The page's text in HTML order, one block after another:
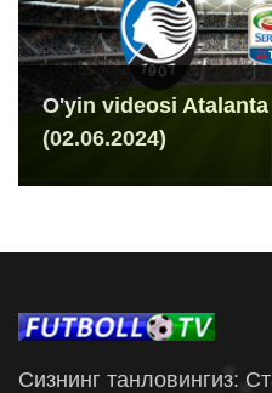
O'yin videosi
(02.06.2024)
Сизнинг танловингиз: